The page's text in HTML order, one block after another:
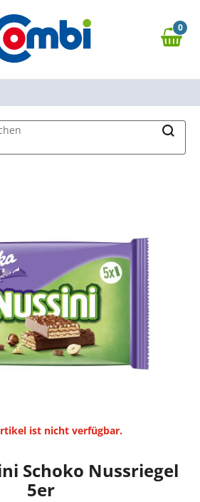
0,00 €
0
ist nicht verfügbar.
Schoko Nussriegel
5er